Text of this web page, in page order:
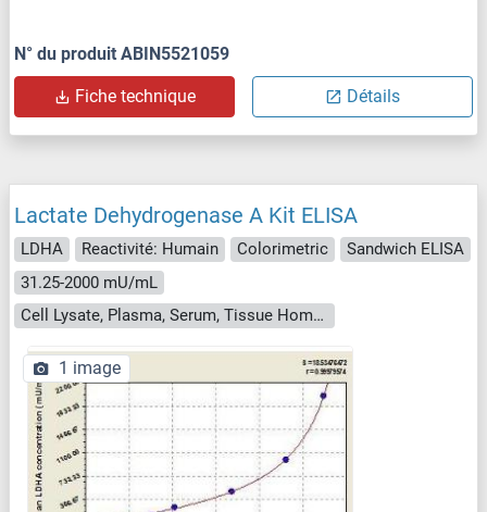
N° du produit ABIN5521059
Fiche technique Détails
Lactate Dehydrogenase A Kit ELISA
LDHA Reactivité: Humain Colorimetric
Sandwich ELISA
31.25-2000 mU/mL
Cell Lysate, Plasma, Serum, Tissue Homogenate
1 image